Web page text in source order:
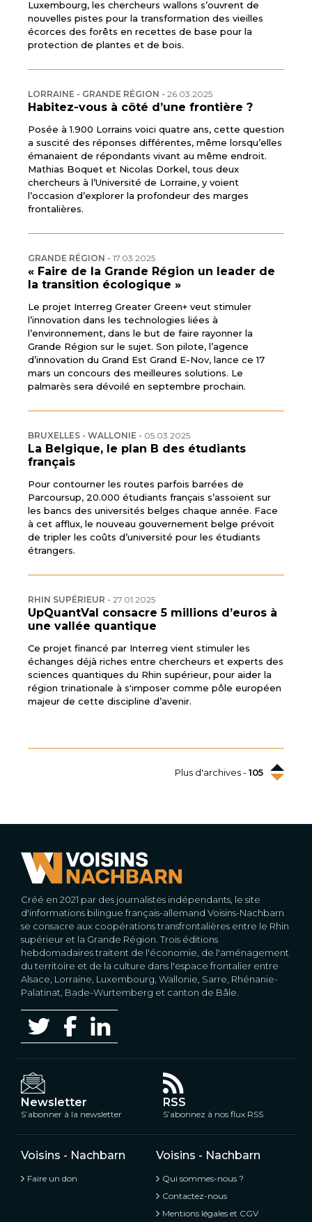
Luxembourg, les chercheurs wallons s’ouvrent de
nouvelles pistes pour la transformation des vieilles
écorces des forêts en recettes de base pour la
protection de plantes et de bois.
LORRAINE - GRANDE RÉGION - 26.03.2025
Habitez-vous à côté d’une frontière ?
Posée à 1.900 Lorrains voici quatre ans, cette question
a suscité des réponses différentes, même lorsqu’elles
émanaient de répondants vivant au même endroit.
Mathias Boquet et Nicolas Dorkel, tous deux
chercheurs à l’Université de Lorraine, y voient
l’occasion d’explorer la profondeur des marges
frontalières.
GRANDE RÉGION - 17.03.2025
« Faire de la Grande Région un leader de
la transition écologique »
Le projet Interreg Greater Green+ veut stimuler
l’innovation dans les technologies liées à
l’environnement, dans le but de faire rayonner la
Grande Région sur le sujet. Son pilote, l’agence
d’innovation du Grand Est Grand E-Nov, lance ce 17
mars un concours des meilleures solutions. Le
palmarès sera dévoilé en septembre prochain.
BRUXELLES - WALLONIE - 05.03.2025
La Belgique, le plan B des étudiants
français
Pour contourner les routes parfois barrées de
Parcoursup, 20.000 étudiants français s’assoient sur
les bancs des universités belges chaque année. Face
à cet afflux, le nouveau gouvernement belge prévoit
de tripler les coûts d’université pour les étudiants
étrangers.
RHIN SUPÉRIEUR - 27.01.2025
UpQuantVal consacre 5 millions d’euros à
une vallée quantique
Ce projet financé par Interreg vient stimuler les
échanges déjà riches entre chercheurs et experts des
sciences quantiques du Rhin supérieur, pour aider la
région trinationale à s'imposer comme pôle européen
majeur de cette discipline d’avenir.
Plus d'archives -105
Créé en 2021 par des journalistes indépendants, le site
d'informations bilingue français-allemand Voisins-Nachbarn
se consacre aux coopérations transfrontalières entre le Rhin
supérieur et la Grande Région. Trois éditions
hebdomadaires traitent de l'économie, de l'aménagement
du territoire et de la culture dans l'espace frontalier entre
Alsace, Lorraine, Luxembourg, Wallonie, Sarre, Rhénanie-
Palatinat, Bade-Wurtemberg et canton de Bâle.
Newsletter
S’abonner à la newsletter
RSS
S’abonnez à nos flux RSS
Voisins - Nachbarn
Faire un don
Voisins - Nachbarn
Qui sommes-nous ?
Contactez-nous
Mentions légales et CGV